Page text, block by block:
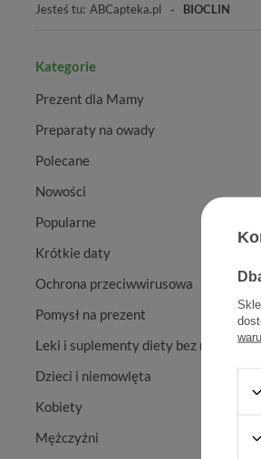
Jesteś tu: ABCapteka.pl BIOCLIN
Kategorie
Prezent dla Mamy
Preparaty na owady
Polecane
Nowości
Popularne
Krótkie daty
Ochrona przeciwwirusowa
Pomysł na prezent
Leki i suplementy diety bez recepty
Dzieci i niemowlęta
Kobiety
Mężczyźni